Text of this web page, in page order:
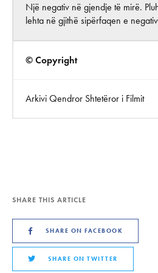
Një negativ në gjendje të mirë.
lehta në gjithë sipërfaqen e
© Copyright
Arkivi Qendror Shtetëror i Filmit
SHARE THIS ARTICLE
SHARE ON FACEBOOK
SHARE ON TWITTER